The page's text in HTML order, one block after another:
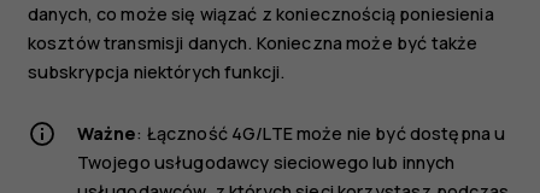
danych, co może się wiązać z koniecznością poniesienia
kosztów transmisji danych. Konieczna może być także
subskrypcja niektórych funkcji.
Ważne: Łączność 4G/LTE może nie być dostępna u
Twojego usługodawcy sieciowego lub innych